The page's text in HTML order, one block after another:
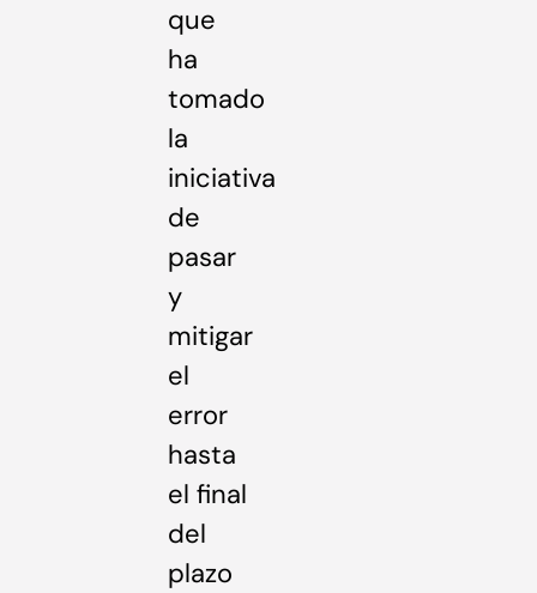
que
ha
tomado
la
iniciativa
de
pasar
y
mitigar
el
error
hasta
el final
del
plazo